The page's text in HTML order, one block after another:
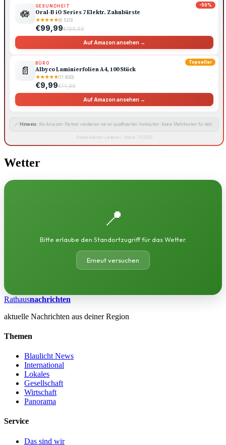
-50%
🪷
GESUNDHEIT
Oral-B iO Series 7 Elektr. Zahnbürste
★★★★★(6.520)
€99,99€199,99
Auf Amazon ansehen →
Topseller
📄
BÜRO
Albyco Laminierfolien A4, 100 Stück
★★★★★(11.800)
€9,99€14,99
Auf Amazon ansehen →
🔗 Hinweis: Als Amazon-Partner verdienen wir an qualifizierten Verkäufen. Keine Mehrkosten für dich.
Preise können variieren · Stand: 7.8.2026
Wetter
📍
Bitte erlaube den Standortzugriff für das Wetter.
Erneut versuchen
Rathausnachrichten
aktuelle Nachrichten aus deiner Region
Themen
Blaulicht News
International
Lokales
Gesellschaft
Wirtschaft
Panorama
Service
Das sind wir